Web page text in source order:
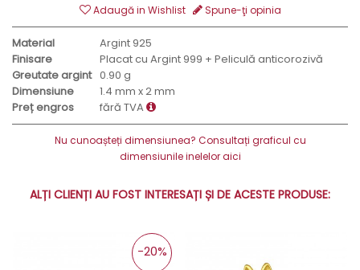
Adaugă in Wishlist Spune-ţi opinia
Material
Argint 925
Finisare
Placat cu Argint 999 + Peliculă anticorozivă
Greutate argint 0.90 g
Dimensiune
1.4 mm x 2 mm
Preț engros
fără TVA
Nu cunoașteți dimensiunea? Consultați graficul cu
dimensiunile inelelor aici
ALȚI CLIENȚI AU FOST INTERESAȚI ȘI DE ACESTE PRODUSE:
-20%